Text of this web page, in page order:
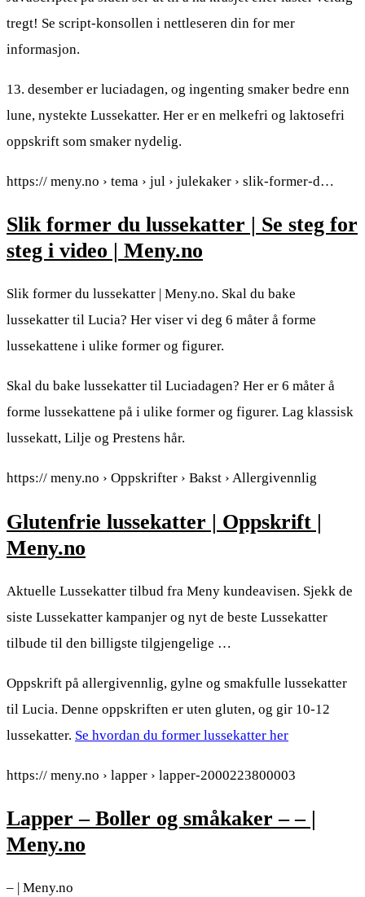
tregt! Se script-konsollen i nettleseren din for mer
informasjon.
13. desember er luciadagen, og ingenting smaker bedre enn
lune, nystekte Lussekatter. Her er en melkefri og laktosefri
oppskrift som smaker nydelig.
https:// meny.no › tema › jul › julekaker › slik-former-d…
Slik former du lussekatter | Se steg for
steg i video | Meny.no
Slik former du lussekatter | Meny.no. Skal du bake
lussekatter til Lucia? Her viser vi deg 6 måter å forme
lussekattene i ulike former og figurer.
Skal du bake lussekatter til Luciadagen? Her er 6 måter å
forme lussekattene på i ulike former og figurer. Lag klassisk
lussekatt, Lilje og Prestens hår.
https:// meny.no › Oppskrifter › Bakst › Allergivennlig
Glutenfrie lussekatter | Oppskrift |
Meny.no
Aktuelle Lussekatter tilbud fra Meny kundeavisen. Sjekk de
siste Lussekatter kampanjer og nyt de beste Lussekatter
tilbude til den billigste tilgjengelige …
Oppskrift på allergivennlig, gylne og smakfulle lussekatter
til Lucia. Denne oppskriften er uten gluten, og gir 10-12
lussekatter. Se hvordan du former lussekatter her
https:// meny.no › lapper › lapper-2000223800003
Lapper – Boller og småkaker – – |
Meny.no
– | Meny.no